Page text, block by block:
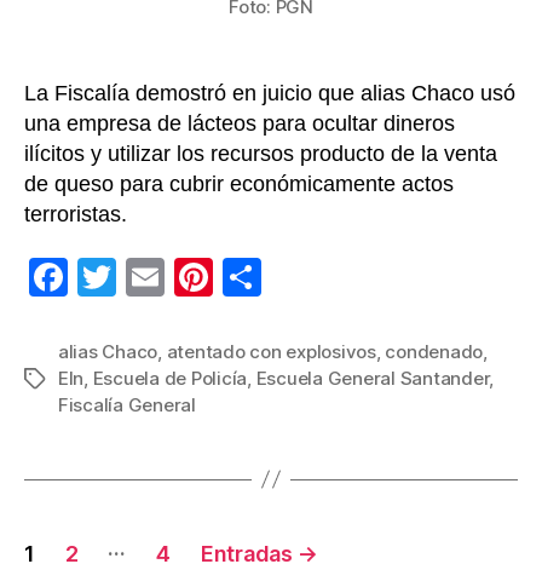
Foto: PGN
La Fiscalía demostró en juicio que alias Chaco usó
una empresa de lácteos para ocultar dineros
ilícitos y utilizar los recursos producto de la venta
de queso para cubrir económicamente actos
terroristas.
F
c
e
o
k
T
tt
er
E
ail
Pi
er
e
m
p
tir
Etiquetas
alias Chaco atentado con explosivos, condenado
Eln Escuela de Policía Escuela General Santander,
Fiscalía General
Navegación
1 2 … 4 Entradas →